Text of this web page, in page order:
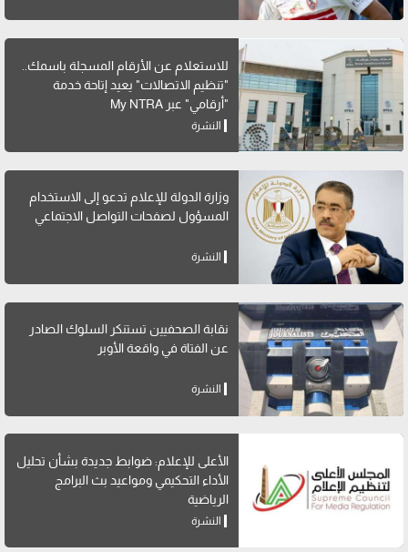
للاستعلام عن الأرقام المسجلة باسمك..
"تنظيم الاتصالات" يعيد إتاحة خدمة
"أرقامي" عبر My NTRA
النشرة
وزارة الدولة للإعلام تدعو إلى الاستخدام
المسؤول لصفحات التواصل الاجتماعي
النشرة
نقابة الصحفيين تستنكر السلوك الصادر
عن الفتاة في واقعة الأوبر
النشرة
الأعلى للإعلام: ضوابط جديدة بشأن تحليل
الأداء التحكيمي ومواعيد بث البرامج
الرياضية
النشرة